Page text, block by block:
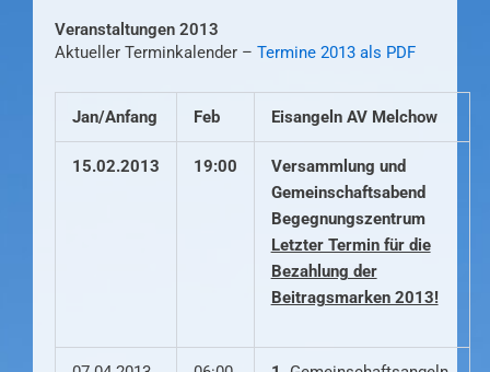
Veranstaltungen 2013
Aktueller Terminkalender – Termine 2013 als PDF
Jan/Anfang Feb Eisangeln AV Melchow
15.02.2013 19:00
Versammlung und
Gemeinschaftsabend
Begegnungszentrum
Letzter Termin für die
Bezahlung der
Beitragsmarken 2013!